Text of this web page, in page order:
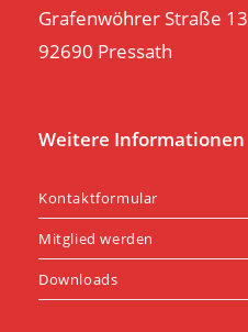
Grafenwöhrer Straße 13
92690 Pressath
Weitere Informationen
Kontaktformular
Mitglied werden
Downloads